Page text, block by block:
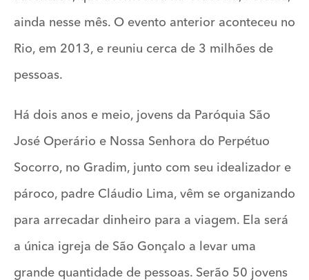
ainda nesse mês. O evento anterior aconteceu no
Rio, em 2013, e reuniu cerca de 3 milhões de
pessoas.
Há dois anos e meio, jovens da Paróquia São
José Operário e Nossa Senhora do Perpétuo
Socorro, no Gradim, junto com seu idealizador e
pároco, padre Cláudio Lima, vêm se organizando
para arrecadar dinheiro para a viagem. Ela será
a única igreja de São Gonçalo a levar uma
grande quantidade de pessoas. Serão 50 jovens